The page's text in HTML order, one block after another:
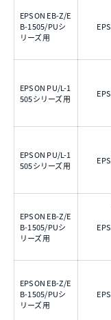
EPSON EB-Z/E
B-1505/PUシ
リーズ用
EPSON PU/L-1
505シリーズ用
EPSON PU/L-1
505シリーズ用
EPSON EB-Z/E
B-1505/PUシ
リーズ用
EPSON EB-Z/E
B-1505/PUシ
リーズ用